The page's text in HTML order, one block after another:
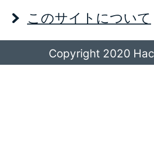
このサイトについて
Copyright 2020